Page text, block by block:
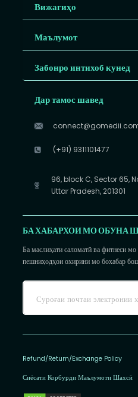
Вижагиҳо
Маълумот
Забонро интихоб кунед
Дар тамос шавед
(+91) 9311101477
96, block C, Sector 65,
Uttar Pradesh, 201301
БА ХАБАРХОИ МО ОБУНА
Ба маслиҳати саломатӣ ва фитнеси
пешниҳодҳои охирини мо бохабар
Refund/Return/Exchange Policy
Сиёсати Корбурди Маълумоти Шахсӣ